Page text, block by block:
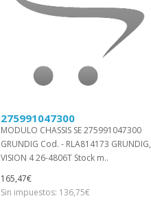
275991047300
MODULO CHASSIS SE 275991047300
GRUNDIG Cod. - RLA814173 GRUNDIG,
VISION 4 26-4806T Stock m..
165,47€
Sin impuestos: 136,75€